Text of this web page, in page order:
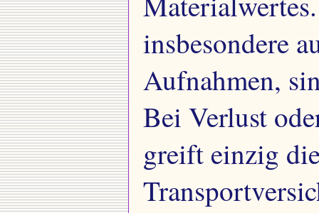
insbesondere
Aufnahmen,
Bei Verlust
greift einzig